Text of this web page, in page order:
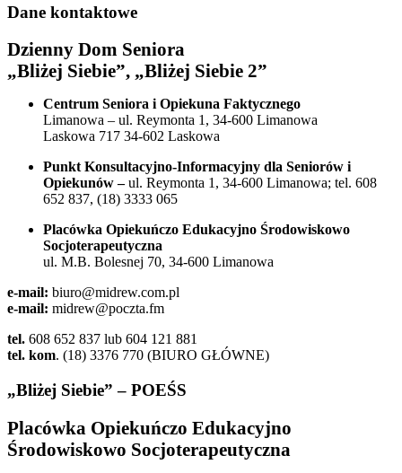
Dane kontaktowe
Dzienny Dom Seniora
„Bliżej Siebie”, „Bliżej Siebie 2”
Centrum Seniora i Opiekuna Faktycznego
Limanowa – ul. Reymonta 1, 34-600 Limanowa
Laskowa 717 34-602 Laskowa
Punkt Konsultacyjno-Informacyjny dla Seniorów i
Opiekunów –ul. Reymonta 1, 34-600 Limanowa; tel. 608
652 837, (18) 3333 065
Placówka Opiekuńczo Edukacyjno Środowiskowo
Socjoterapeutyczna
ul. M.B. Bolesnej 70, 34-600 Limanowa
e-mail: biuro@midrew.com.pl
e-mail: midrew@poczta.fm
tel. 608 652 837 lub 604 121 881
tel. kom. (18) 3376 770 (BIURO GŁÓWNE)
„Bliżej Siebie” – POEŚS
Placówka Opiekuńczo Edukacyjno
Środowiskowo Socjoterapeutyczna